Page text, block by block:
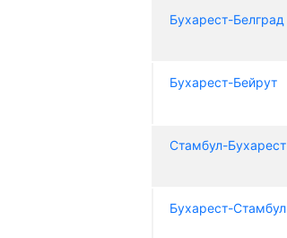
Бухарест-Белград
Бухарест-Бейрут
Стамбул-Бухарест
Бухарест-Стамбул